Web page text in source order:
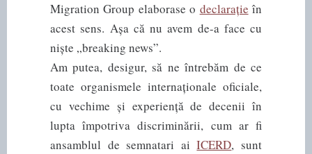
Migration Group elaborase o declarație în
acest sens. Așa că nu avem de-a face cu
niște „breaking news”.
Am putea, desigur, să ne întrebăm de ce
toate organismele internaționale oficiale,
cu vechime și experiență de decenii în
lupta împotriva discriminării, cum ar fi
ansamblul de semnatari aiICERD, sunt